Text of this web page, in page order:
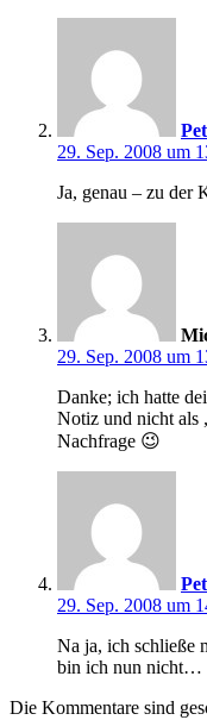
29. Sep. 2008 um
Ja, genau – zu der
29. Sep. 2008 um
Danke; ich hatte
Notiz und nicht als
Nachfrage 😉
29. Sep. 2008 um
Na ja, ich schließe
bin ich nun nicht…
Die Kommentare sind